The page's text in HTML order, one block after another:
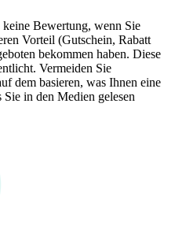
Bewertung, wenn Sie
Vorteil (Gutschein, Rabatt
bekommen haben. Diese
Vermeiden Sie
dem basieren, was Ihnen eine
Sie in den Medien gelesen